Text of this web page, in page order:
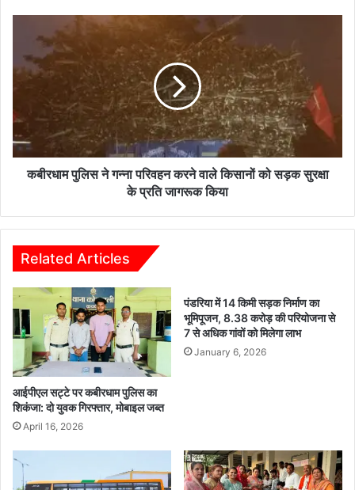
पानी
पूर्णतः
घोषित
गन्ना
परिवहन
वाले
किसानों
को
सड़क
किया
कबीरधाम पुलिस ने गन्ना परिवहन करने वाले किसानों को सड़क सुरक्षा
के प्रति जागरूक किया
Related Articles
आईपीएल सट्टे पर कबीरधाम पुलिस का
शिकंजा: दो युवक गिरफ्तार, मोबाइल जब्त
April 16, 2026
पंडरिया में 14 किमी सड़क निर्माण का
भूमिपूजन, 8.38 करोड़ की परियोजना से
7 से अधिक गांवों को मिलेगा लाभ
January 6, 2026